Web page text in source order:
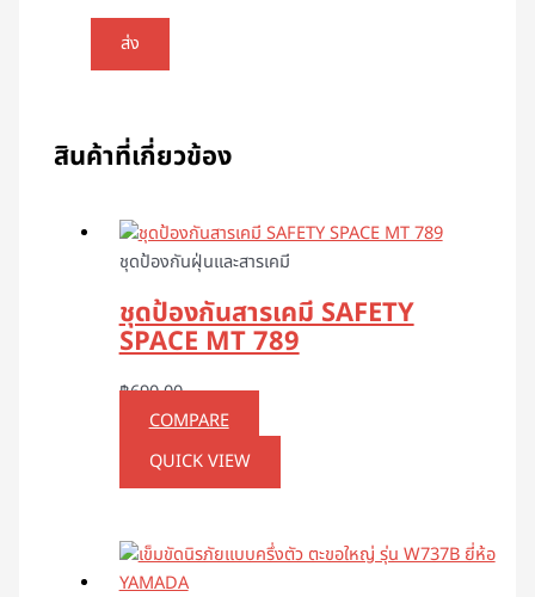
สินค้าที่เกี่ยวข้อง
ชุดป้องกันฝุ่นและสารเคมี
ชุดป้องกันสารเคมี SAFETY
SPACE MT 789
฿690.00
COMPARE
QUICK VIEW